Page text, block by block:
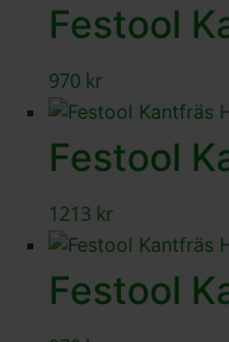
Festool
970 kr
Festool
1213 kr
Festool